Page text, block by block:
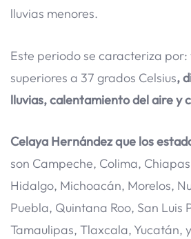
lluvias menores.
Este periodo se caracteriza
superiores a 37 grados Celsius,
lluvias, calentamiento del aire y
Celaya Hernández que los
son Campeche, Colima,
Hidalgo, Michoacán, Morelos,
Puebla, Quintana Roo, San Luis
Tamaulipas, Tlaxcala, Yucatán,